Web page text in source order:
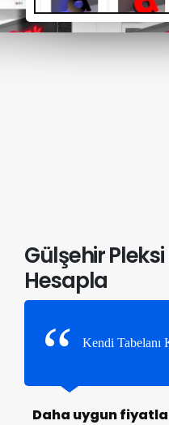
Gülşehir
Hesapla
Kendi Tabelanı
Daha uygun